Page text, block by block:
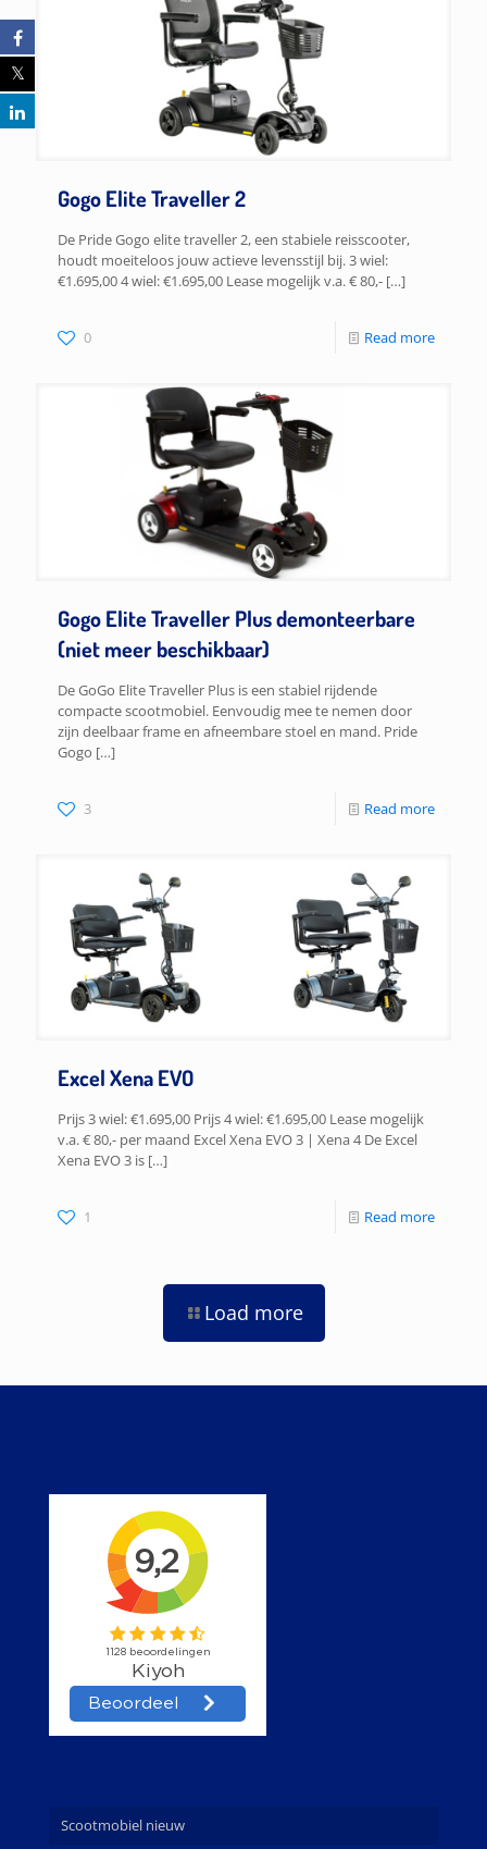
Gogo Elite Traveller 2
De Pride Gogo elite traveller 2, een stabiele reisscooter,
houdt moeiteloos jouw actieve levensstijl bij. 3 wiel:
€1.695,00 4 wiel: €1.695,00 Lease mogelijk v.a. € 80,- […]
0 Read more
Gogo Elite Traveller Plus demonteerbare
(niet meer beschikbaar)
De GoGo Elite Traveller Plus is een stabiel rijdende
compacte scootmobiel. Eenvoudig mee te nemen door
zijn deelbaar frame en afneembare stoel en mand. Pride
Gogo […]
3 Read more
Excel Xena EVO
Prijs 3 wiel: €1.695,00 Prijs 4 wiel: €1.695,00 Lease mogelijk
v.a. € 80,- per maand Excel Xena EVO 3 | Xena 4 De Excel
Xena EVO 3 is […]
1 Read more
Load more
Scootmobiel nieuw